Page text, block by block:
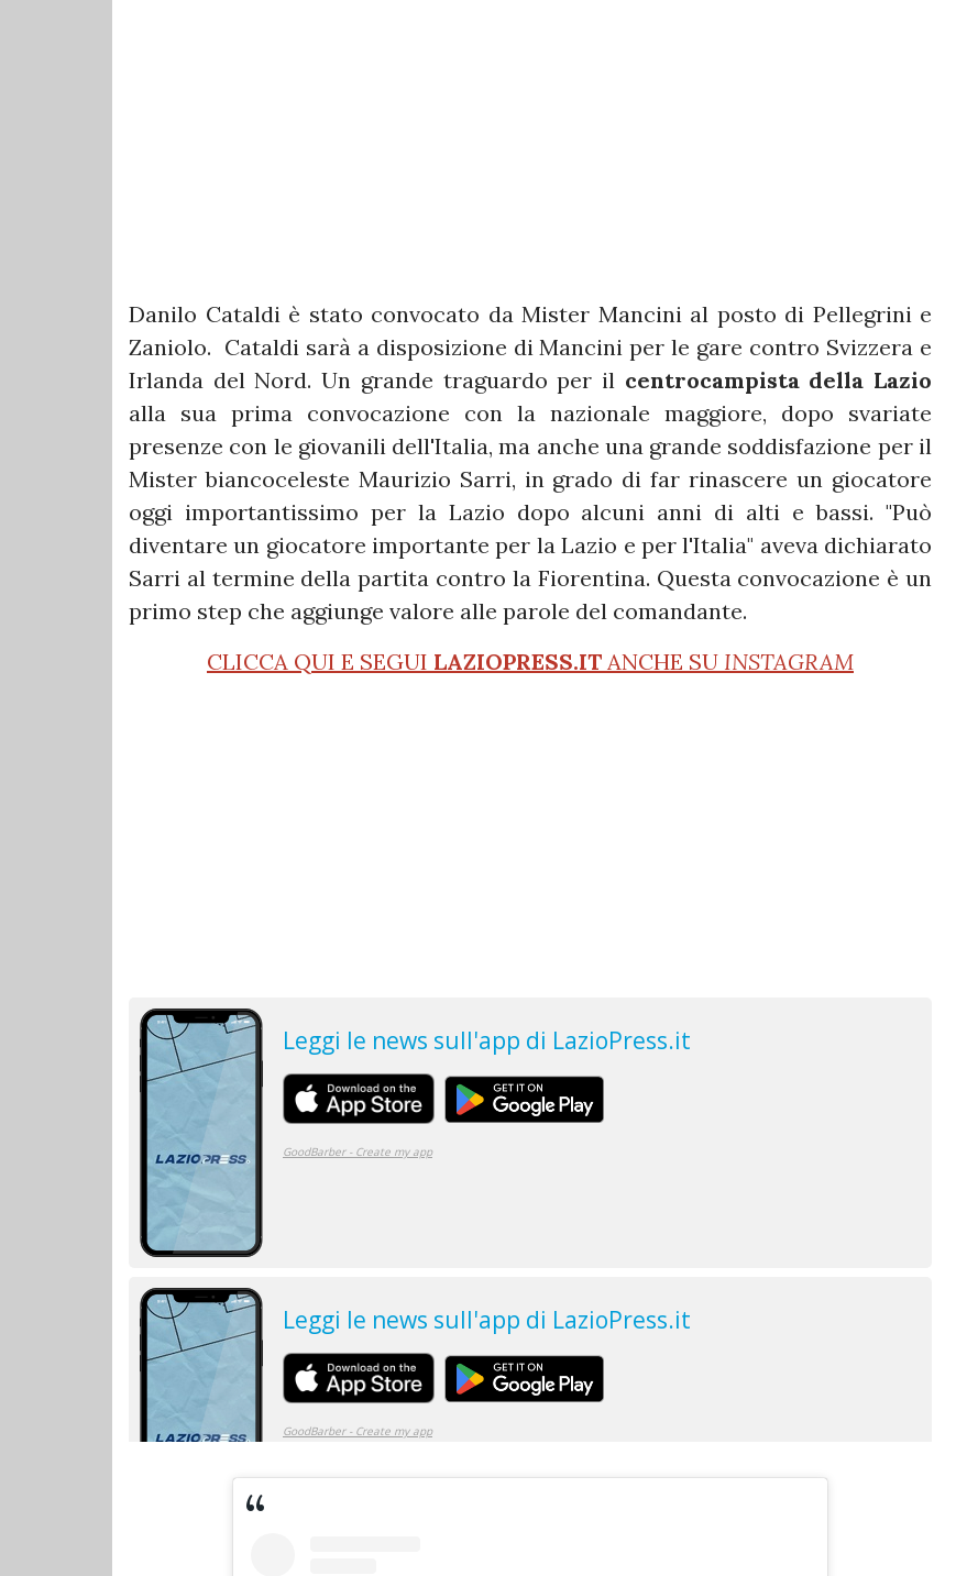
Danilo Cataldi è stato convocato da Mister Mancini al posto di Pellegrini e
Zaniolo. Cataldi sarà a disposizione di Mancini per le gare contro Svizzera e
Irlanda del Nord. Un grande traguardo per il centrocampista della Lazio
alla sua prima convocazione con la nazionale maggiore, dopo svariate
presenze con le giovanili dell'Italia, ma anche una grande soddisfazione per il
Mister biancoceleste Maurizio Sarri, in grado di far rinascere un giocatore
oggi importantissimo per la Lazio dopo alcuni anni di alti e bassi. "Può
diventare un giocatore importante per la Lazio e per l'Italia" aveva dichiarato
Sarri al termine della partita contro la Fiorentina. Questa convocazione è un
primo step che aggiunge valore alle parole del comandante.
CLICCA QUI E SEGUI LAZIOPRESS.IT ANCHE SU INSTAGRAM